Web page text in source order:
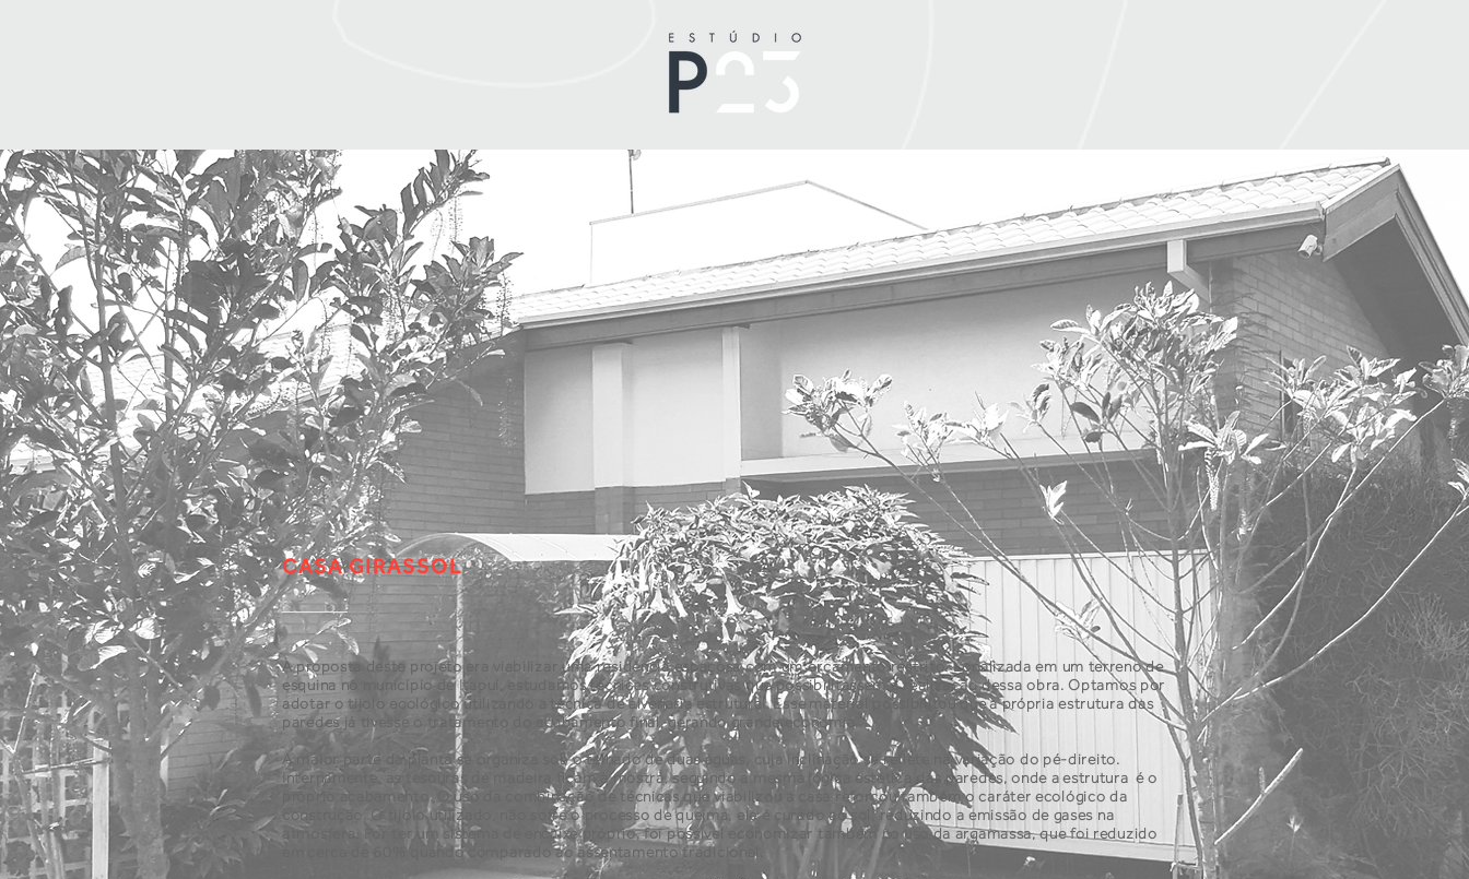
CASA GIRASSOL
A proposta deste projeto era viabilizar uma residência espaçosa com um orçamento restrito. Localizada em um terreno de
esquina no município de Itapuí, estudamos técnicas construtivas que possibilitassem a realização dessa obra. Optamos por
adotar o tijolo ecológico utilizando a técnica de alvenaria estrutural. Esse material possibilitou que a própria estrutura das
paredes já tivesse o tratamento do acabamento final, gerando grande economia.
A maior parte da planta se organiza sob o telhado de duas águas, cuja inclinação se reflete na variação do pé-direito.
Internamente, as tesouras de madeira ficam à mostra, seguindo a mesma lógica estética das paredes, onde a estrutura é o
próprio acabamento. O uso da combinação de técnicas que viabilizou a casa reforçou também o caráter ecológico da
construção. O tijolo utilizado, não sofre o processo de queima, ele é curado ao sol, reduzindo a emissão de gases na
atmosfera. Por ter um sistema de encaixe próprio, foi possível economizar também no uso da argamassa, que foi reduzido
em cerca de 60% quando comparado ao assentamento tradicional.